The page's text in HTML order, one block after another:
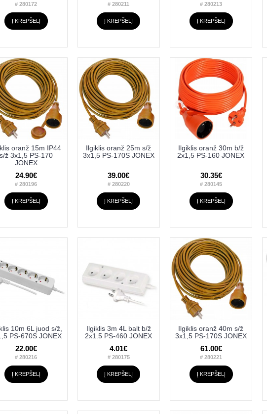
# 280172
Į KREPŠELĮ
# 280211
Į KREPŠELĮ
# 280213
Į KREPŠELĮ
oranž 15m IP44
s/ž 3x1,5 PS-170
JONEX
24.90€
# 280196
Į KREPŠELĮ
Ilgiklis oranž 25m s/ž
3x1,5 PS-170S JONEX
39.00€
# 280220
Į KREPŠELĮ
Ilgiklis oranž 30m b/ž
2x1,5 PS-160 JONEX
30.35€
# 280145
Į KREPŠELĮ
10m 6L juod s/ž,
PS-670S JONEX
22.00€
# 280216
Į KREPŠELĮ
Ilgiklis 3m 4L balt b/ž
2x1.5 PS-460 JONEX
4.01€
# 280175
Į KREPŠELĮ
Ilgiklis oranž 40m s/ž
3x1,5 PS-170S JONEX
61.00€
# 280221
Į KREPŠELĮ